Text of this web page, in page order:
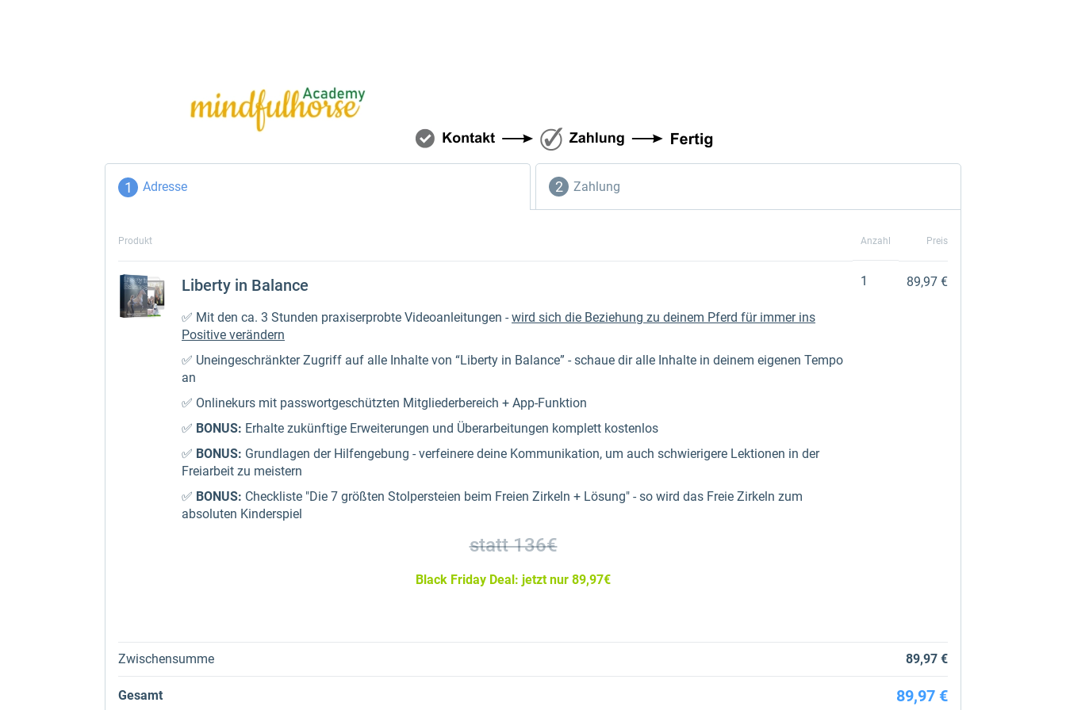
Adresse Zahlung
Produkt Anzahl Preis
Liberty in Balance
✅ Mit den ca. 3 Stunden praxiserprobte Videoanleitungen - wird sich die Beziehung zu deinem Pferd für immer ins
Positive verändern
✅ Uneingeschränkter Zugriff auf alle Inhalte von “Liberty in Balance” - schaue dir alle Inhalte in deinem eigenen Tempo
an
✅ Onlinekurs mit passwortgeschützten Mitgliederbereich + App-Funktion
✅ BONUS: Erhalte zukünftige Erweiterungen und Überarbeitungen komplett kostenlos
✅ BONUS: Grundlagen der Hilfengebung - verfeinere deine Kommunikation, um auch schwierigere Lektionen in der
Freiarbeit zu meistern
✅ BONUS: Checkliste "Die 7 größten Stolpersteien beim Freien Zirkeln + Lösung" - so wird das Freie Zirkeln zum
absoluten Kinderspiel
statt 136€
Black Friday Deal: jetzt nur 89,97€
1 89,97 €
Zwischensumme 89,97 €
Gesamt 89,97 €